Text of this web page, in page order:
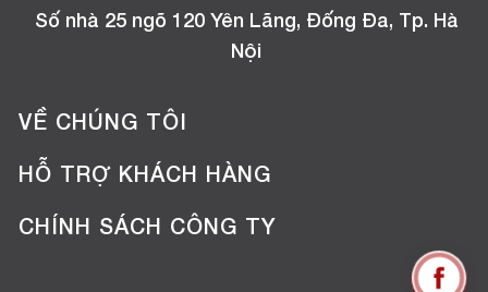
Số nhà 25 ngõ 120 Yên Lãng, Đống Đa, Tp. Hà
Nội
VỀ CHÚNG TÔI
Giới thiệu công ty
Tuyển dụng
HỖ TRỢ KHÁCH HÀNG
Hướng dẫn mua hàng online
CHÍNH SÁCH CÔNG TY